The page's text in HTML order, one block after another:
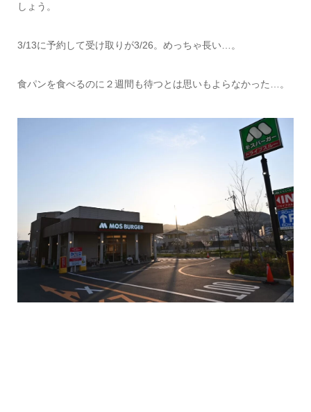
しょう。
3/13に予約して受け取りが3/26。めっちゃ長い…。
食パンを食べるのに２週間も待つとは思いもよらなかった…。